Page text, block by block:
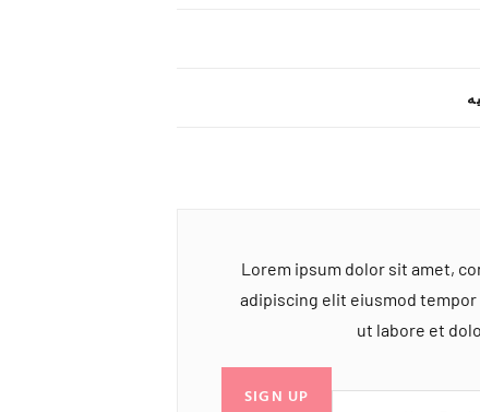
Lorem ipsum dolor sit amet,
adipiscing elit eiusmod
ut labore et
SIGN UP